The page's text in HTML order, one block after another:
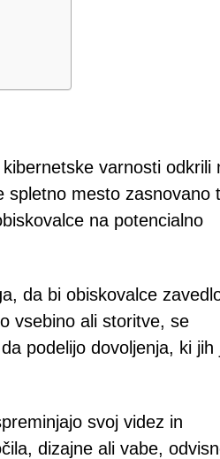
varnosti odkrili
spletno mesto zasnovano
na potencialno
da bi obiskovalce
vsebino ali storitve, se
podelijo dovoljenja, ki jih
svoj videz in
dizajne ali vabe,